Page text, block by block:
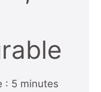
: 5 minutes